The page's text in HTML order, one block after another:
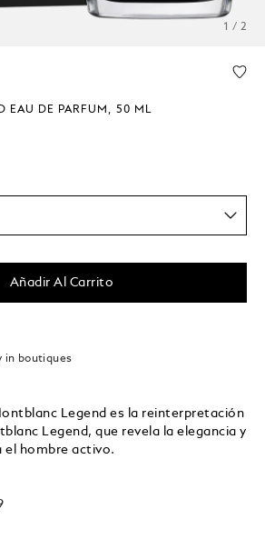
1 / 2
EAU DE PARFUM, 50 ML
Añadir Al Carrito
in boutiques
Legend es la reinterpretación
Legend, que revela la elegancia y
el hombre activo.